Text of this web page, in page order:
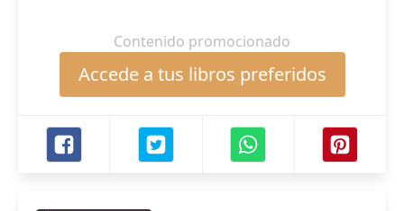
Contenido promocionado
Accede a tus libros preferidos